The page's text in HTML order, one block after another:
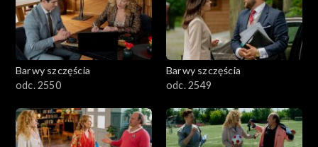
Barwy szczęścia
odc. 2550
Barwy szczęścia
odc. 2549